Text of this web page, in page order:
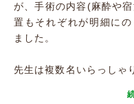
が、手術の内容(麻酔や
置もそれぞれが明細に
ました。
先生は複数名いらっしゃ